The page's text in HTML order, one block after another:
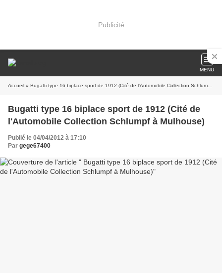
Publicité
MENU
Accueil » Bugatti type 16 biplace sport de 1912 (Cité de l'Automobile Collection Schlumpf à Mulhouse)
Bugatti type 16 biplace sport de 1912 (Cité de
l'Automobile Collection Schlumpf à Mulhouse)
Publié le 04/04/2012 à 17:10
Par gege67400